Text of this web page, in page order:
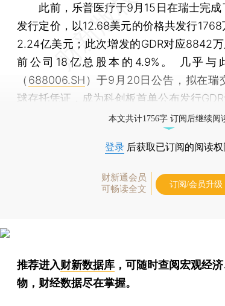
此前，乐普医疗于9月15日在瑞士完成
发行定价，以12.68美元的价格共发行1768
2.24亿美元；此次增发的GDR对应8842
前公司18亿总股本的4.9%。 几乎与
（ 688006.SH ）于9月20日公告，拟在瑞
球存托凭证，成为科创板首单公布发行GDR
本文共计1756字 订阅后继续阅
登录 后获取已订阅的阅读权
财新通会员
可畅读全文
订阅/会员升级
推荐进入财新数据库 ，可随时查阅宏观经
物，财经数据尽在掌握。